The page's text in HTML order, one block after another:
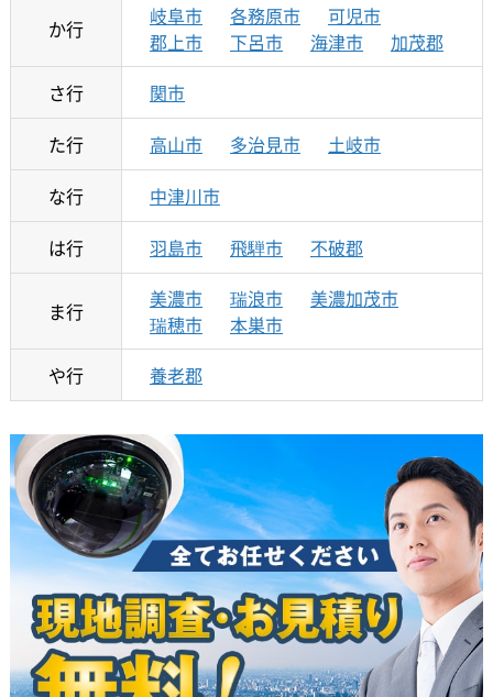
か行 岐阜市 各務原市
可児市
郡上市
下呂市 海津市
加茂郡
さ行
関市
た行
高山市 多治見市
土岐市
な行
中津川市
は行
羽島市 飛騨市 不破郡
ま行 美濃市 瑞浪市
美濃加茂市
瑞穂市
本巣市
や行
養老郡